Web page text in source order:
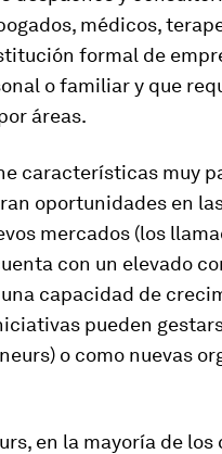
médicos,
formal de
o familiar y que
áreas.
características muy
oportunidades en
mercados (los
con un elevado
capacidad de
pueden
o como nuevas
en la mayoría de los